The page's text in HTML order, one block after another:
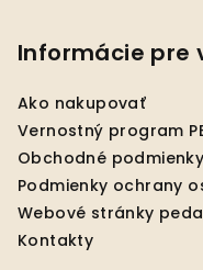
Informácie pre
Ako nakupovať
Vernostný program
Obchodné podmienky
Podmienky ochrany
Webové stránky
Kontakty